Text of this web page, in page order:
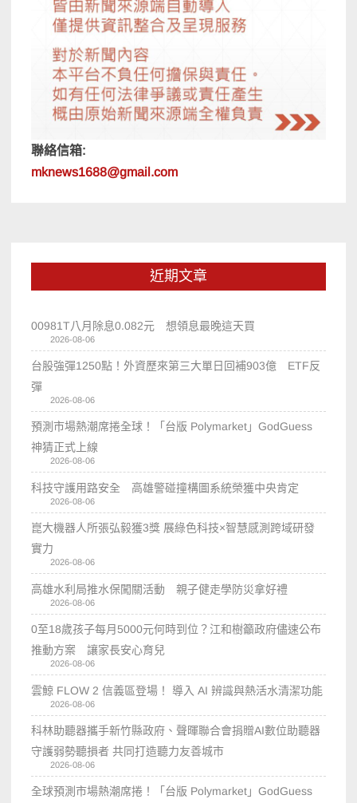
聯絡信箱:
mknews1688@gmail.com
近期文章
00981T八月除息0.082元 想領息最晚這天買
2026-08-06
台股強彈1250點！外資歷來第三大單日回補903億 ETF反
彈
2026-08-06
預測市場熱潮席捲全球！「台版 Polymarket」GodGuess
神猜正式上線
2026-08-06
科技守護用路安全 高雄警碰撞構圖系統榮獲中央肯定
2026-08-06
崑大機器人所張弘毅獲3獎 展綠色科技×智慧感測跨域研發
實力
2026-08-06
高雄水利局推水保闖關活動 親子健走學防災拿好禮
2026-08-06
0至18歲孩子每月5000元何時到位？江和樹籲政府儘速公布
推動方案 讓家長安心育兒
2026-08-06
雲鯨 FLOW 2 信義區登場！ 導入 AI 辨識與熱活水清潔功能
2026-08-06
科林助聽器攜手新竹縣政府、聲暉聯合會捐贈AI數位助聽器
守護弱勢聽損者 共同打造聽力友善城市
2026-08-06
全球預測市場熱潮席捲！「台版 Polymarket」GodGuess